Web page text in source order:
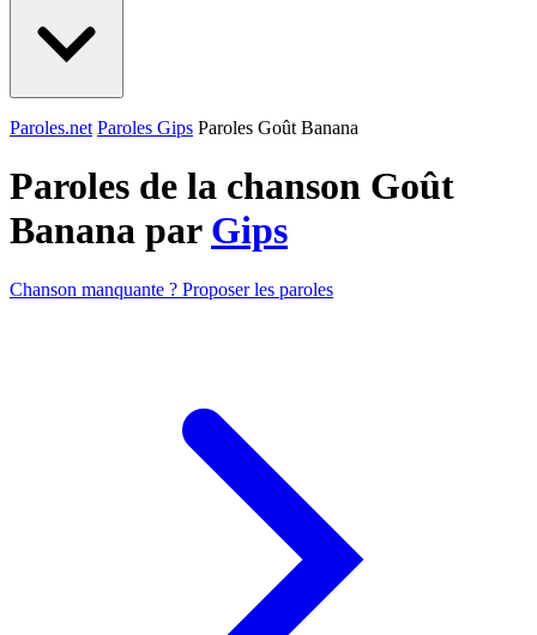
Paroles.net Paroles Gips Paroles Goût Banana
Paroles de la chanson Goût
Banana par Gips
Chanson manquante ? Proposer les paroles